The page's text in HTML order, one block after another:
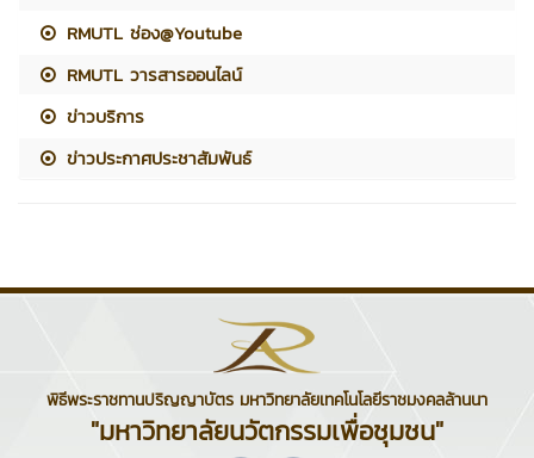
RMUTL ช่อง@Youtube
RMUTL วารสารออนไลน์
ข่าวบริการ
ข่าวประกาศประชาสัมพันธ์
พิธีพระราชทานปริญญาบัตร มหาวิทยาลัยเทคโนโลยีราชมงคลล้านนา
"มหาวิทยาลัยนวัตกรรมเพื่อชุมชน"